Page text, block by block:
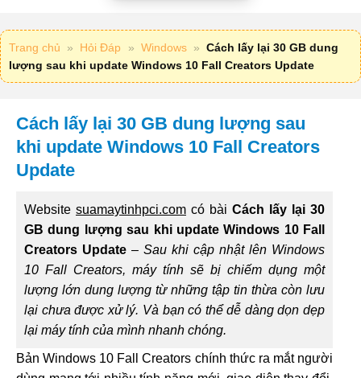
Trang chủ » Hỏi Đáp » Windows » Cách lấy lại 30 GB dung
lượng sau khi update Windows 10 Fall Creators Update
Cách lấy lại 30 GB dung lượng sau
khi update Windows 10 Fall Creators
Update
Website suamaytinhpci.com có bài Cách lấy lại 30
GB dung lượng sau khi update Windows 10 Fall
Creators Update – Sau khi cập nhật lên Windows
10 Fall Creators, máy tính sẽ bị chiếm dụng một
lượng lớn dung lượng từ những tập tin thừa còn lưu
lại chưa được xử lý. Và bạn có thể dễ dàng dọn dẹp
lại máy tính của mình nhanh chóng.
BảnWindows 10 Fall Creators chính thức ra mắt người